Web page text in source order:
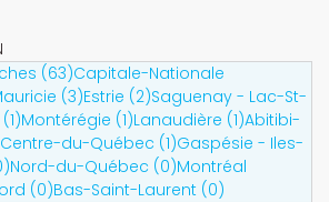
(63)Capitale-Nationale
(3)Estrie (2)Saguenay - Lac-St-
Montérégie (1)Lanaudière (1)Abitibi-
Centre-du-Québec (1)Gaspésie - Iles-
Nord-du-Québec (0)Montréal
(0)Bas-Saint-Laurent (0)